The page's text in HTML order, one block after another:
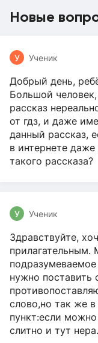
Новые
У Ученик
Добрый день,
Большой
рассказ
от гдз, и даже
данный рассказ,
в интернете даже
такого рассказа?
У Ученик
Здравствуйте,
прилагательным.
нужно поставить
слово,но так же в
пункт:если
слитно и тут